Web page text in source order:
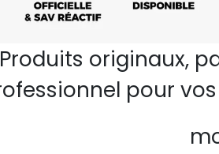
Produits originaux,
pour